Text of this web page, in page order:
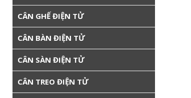
CÂN GHẾ ĐIỆN TỬ
CÂN BÀN ĐIỆN TỬ
CÂN SÀN ĐIỆN TỬ
CÂN TREO ĐIỆN TỬ